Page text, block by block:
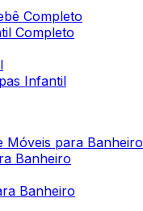
Completo
Completo
Infantil
Móveis para Banheiro
Banheiro
Banheiro